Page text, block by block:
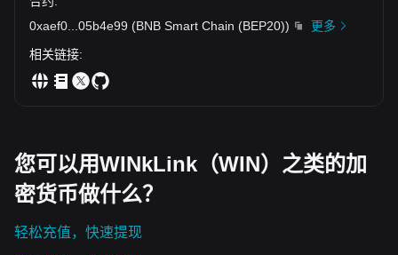
0xaef0
05b4e99 (BNB Smart Chain (BEP20))
更多
相关链接:
您可以用WINkLink（WIN）之类的加
密货币做什么？
轻松充值，快速提现